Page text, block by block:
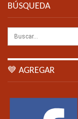
BÚSQUEDA
💙 AGREGAR